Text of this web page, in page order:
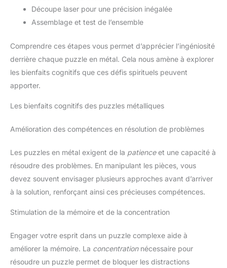
Découpe laser pour une précision inégalée
Assemblage et test de l’ensemble
Comprendre ces étapes vous permet d’apprécier l’ingéniosité
derrière chaque puzzle en métal. Cela nous amène à explorer
les bienfaits cognitifs que ces défis spirituels peuvent
apporter.
Les bienfaits cognitifs des puzzles métalliques
Amélioration des compétences en résolution de problèmes
Les puzzles en métal exigent de la patienceet une capacité à
résoudre des problèmes. En manipulant les pièces, vous
devez souvent envisager plusieurs approches avant d’arriver
à la solution, renforçant ainsi ces précieuses compétences.
Stimulation de la mémoire et de la concentration
Engager votre esprit dans un puzzle complexe aide à
améliorer la mémoire. La concentrationnécessaire pour
résoudre un puzzle permet de bloquer les distractions